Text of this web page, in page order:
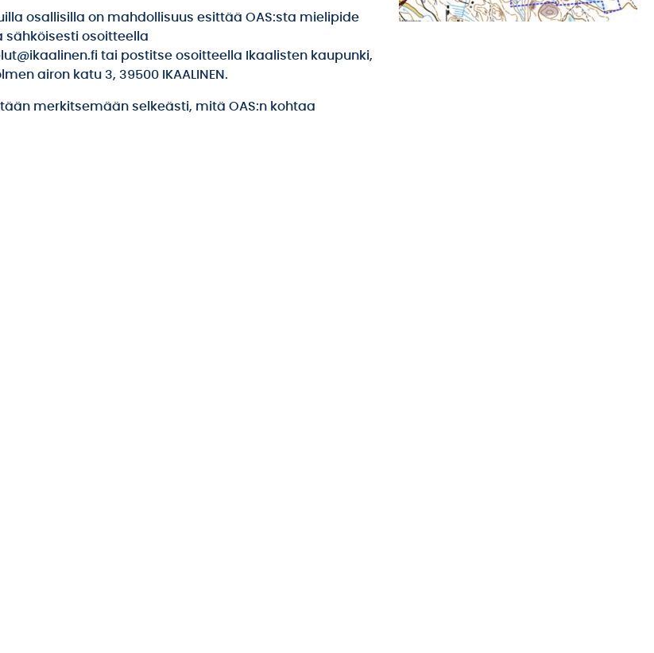
osallisilla on mahdollisuus esittää OAS:sta mielipide
sähköisesti osoitteella
tai postitse osoitteella Ikaalisten kaupunki,
airon katu 3, 39500 IKAALINEN.
merkitsemään selkeästi, mitä OAS:n kohtaa